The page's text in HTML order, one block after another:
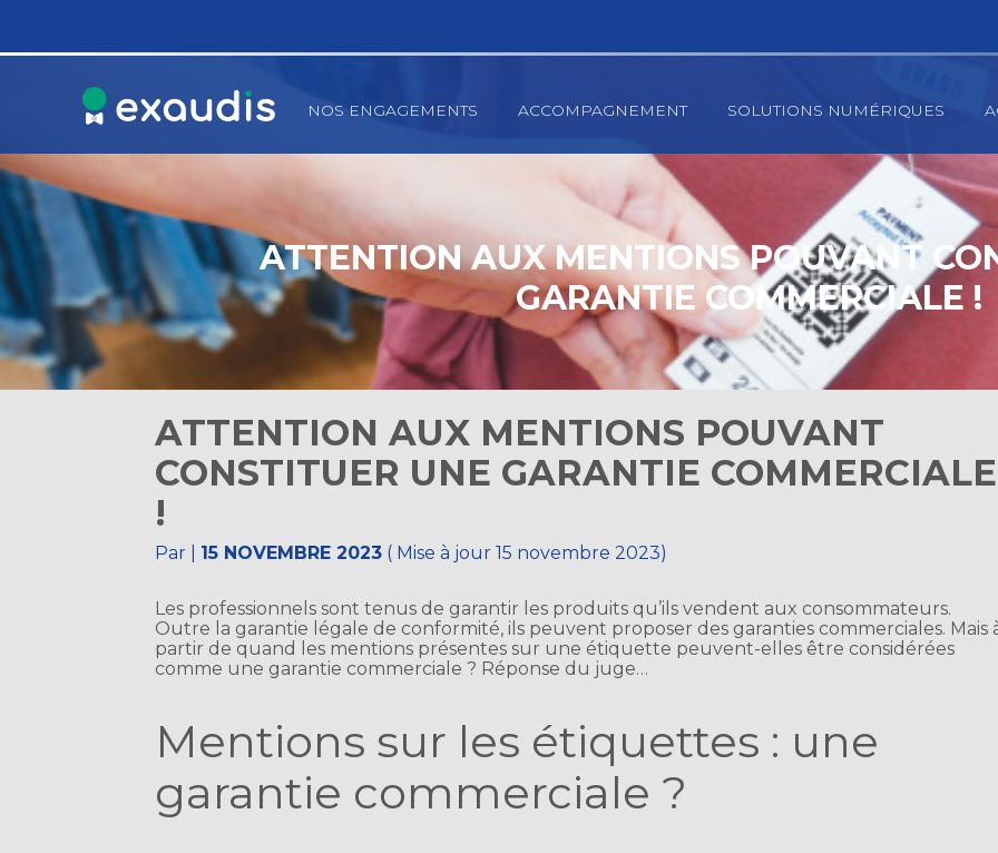
au
contenu
Principal
NOS ENGAGEMENTS ACCOMPAGNEMENT SOLUTIONS NUMÉRIQUES
ATTENTION AUX MENTIONS POUVANT
GARANTIE COMMERCIALE !
ATTENTION AUX MENTIONS POUVANT
CONSTITUER UNE GARANTIE COMMERCIALE
!
Par 15 NOVEMBRE 2023 ( Mise à jour 15 novembre 2023)
Les professionnels sont tenus de garantir les produits qu’ils vendent aux consommateurs.
Outre la garantie légale de conformité, ils peuvent proposer des garanties commerciales. Mais
partir de quand les mentions présentes sur une étiquette peuvent-elles être considérées
comme une garantie commerciale ? Réponse du juge…
Mentions sur les étiquettes : une
garantie commerciale ?